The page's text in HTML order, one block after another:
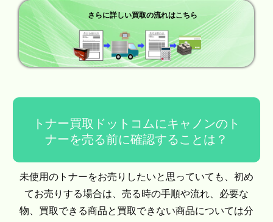
さらに詳しい買取の流れはこちら
トナー買取ドットコムにキャノンのト
ナーを売る前に確認することは？
未使用のトナーをお売りしたいと思っていても、初め
てお売りする場合は、売る時の手順や流れ、必要な
物、買取できる商品と買取できない商品については分